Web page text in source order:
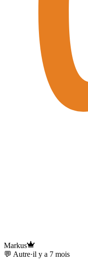
Markus
💬 Autre·il y a 7 mois